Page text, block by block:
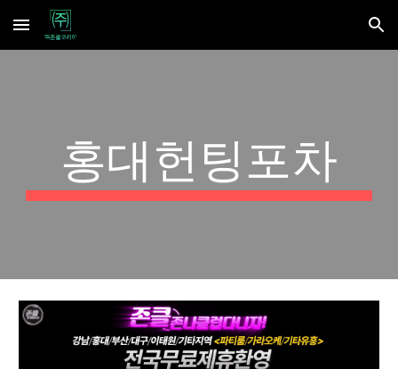
Skip to main content Skip to navigation
홍대헌팅포차